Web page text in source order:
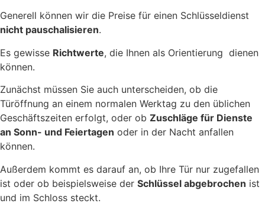
Generell können wir die Preise für einen Schlüsseldienst
nicht pauschalisieren.
Es gewisse Richtwerte, die Ihnen als Orientierung dienen
können.
Zunächst müssen Sie auch unterscheiden, ob die
Türöffnung an einem normalen Werktag zu den üblichen
Geschäftszeiten erfolgt, oder ob Zuschläge für Dienste
an Sonn- und Feiertagen oder in der Nacht anfallen
können.
Außerdem kommt es darauf an, ob Ihre Tür nur zugefallen
ist oder ob beispielsweise der Schlüssel abgebrochen ist
und im Schloss steckt.